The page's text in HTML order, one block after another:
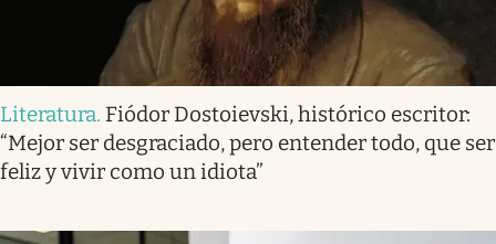
Literatura. Fiódor Dostoievski, histórico escritor:
“Mejor ser desgraciado, pero entender todo, que ser
feliz y vivir como un idiota”